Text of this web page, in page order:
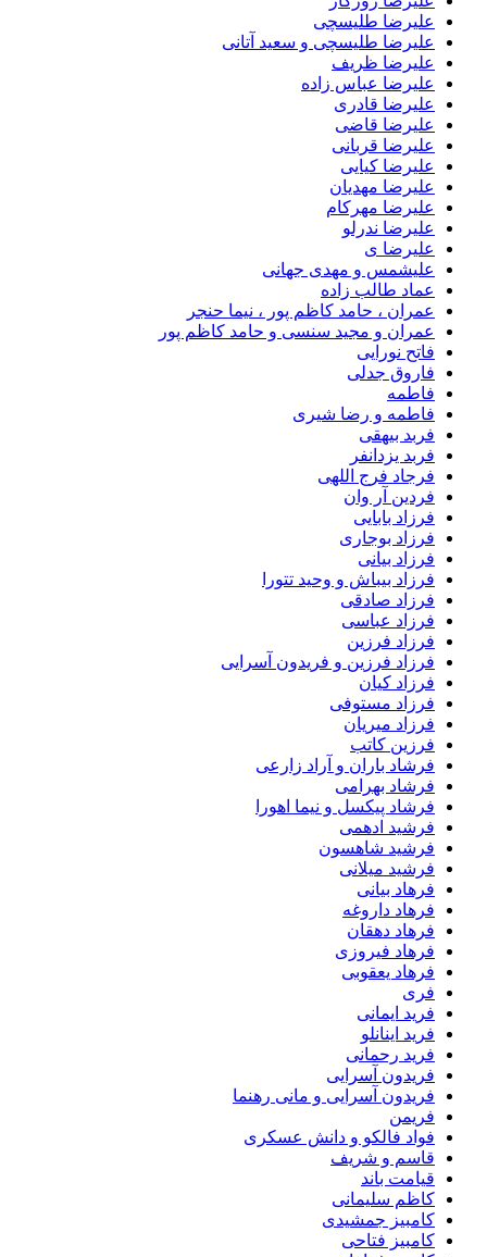
علیرضا طلیسچی
علیرضا طلیسچی و سعید آتانی
علیرضا ظریف
علیرضا عباس زاده
علیرضا قادری
علیرضا قاضی
علیرضا قربانی
علیرضا کیایی
علیرضا مهدیان
علیرضا مهرکام
علیرضا ندرلو
علیرضا ی
علیشمس و مهدی جهانی
عماد طالب زاده
عمران ، حامد کاظم پور ، نیما حنجر
عمران و مجید سنسی و حامد کاظم پور
فاتح نورایی
فاروق جدلی
فاطمه
فاطمه و رضا شیری
فربد بیهقی
فربد یزدانفر
فرجاد فرج اللهی
فردین آر وان
فرزاد بابایی
فرزاد بوجاری
فرزاد بیانی
فرزاد بیباش و وحید تتورا
فرزاد صادقی
فرزاد عباسی
فرزاد فرزین
فرزاد فرزین و فریدون آسرایی
فرزاد کیان
فرزاد مستوفی
فرزاد میریان
فرزین کاتب
فرشاد باران و آراد زارعی
فرشاد بهرامی
فرشاد پیکسل و نیما اهورا
فرشید ادهمی
فرشید شاهسون
فرشید میلانی
فرهاد بیانی
فرهاد داروغه
فرهاد دهقان
فرهاد فیروزی
فرهاد یعقوبی
فری
فرید ایمانی
فرید اینانلو
فرید رحمانی
فریدون آسرایی
فریدون آسرایی و مانی رهنما
فریمن
فواد فالکو و دانش عسکری
قاسم و شریف
قیامت باند
کاظم سلیمانی
کامبیز جمشیدی
کامبیز فتاحی